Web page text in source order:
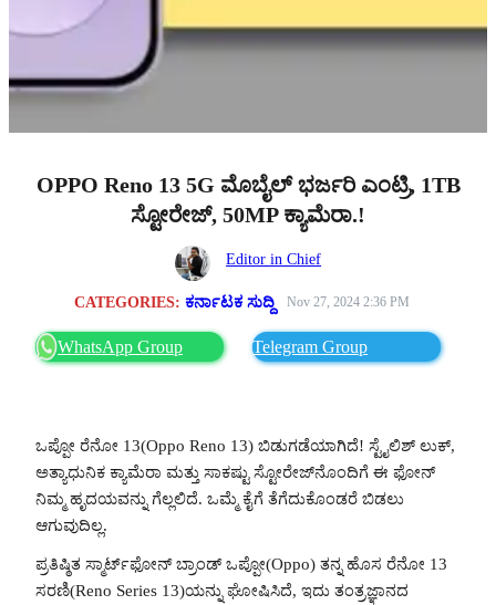
OPPO Reno 13 5G ಮೊಬೈಲ್ ಭರ್ಜರಿ ಎಂಟ್ರಿ, 1TB
ಸ್ಟೋರೇಜ್, 50MP ಕ್ಯಾಮೆರಾ.!
Editor in Chief
CATEGORIES:ಕರ್ನಾಟಕ ಸುದ್ದಿ Nov 27, 2024 2:36 PM
WhatsApp Group Telegram Group
ಒಪ್ಪೋ ರೆನೋ 13(Oppo Reno 13) ಬಿಡುಗಡೆಯಾಗಿದೆ! ಸ್ಟೈಲಿಶ್ ಲುಕ್,
ಅತ್ಯಾಧುನಿಕ ಕ್ಯಾಮೆರಾ ಮತ್ತು ಸಾಕಷ್ಟು ಸ್ಟೋರೇಜ್‌ನೊಂದಿಗೆ ಈ ಫೋನ್
ನಿಮ್ಮ ಹೃದಯವನ್ನು ಗೆಲ್ಲಲಿದೆ. ಒಮ್ಮೆ ಕೈಗೆ ತೆಗೆದುಕೊಂಡರೆ ಬಿಡಲು
ಆಗುವುದಿಲ್ಲ.
ಪ್ರತಿಷ್ಠಿತ ಸ್ಮಾರ್ಟ್‌ಫೋನ್ ಬ್ರಾಂಡ್ ಒಪ್ಪೋ(Oppo) ತನ್ನ ಹೊಸ ರೆನೋ 13
ಸರಣಿ(Reno Series 13)ಯನ್ನು ಘೋಷಿಸಿದೆ, ಇದು ತಂತ್ರಜ್ಞಾನದ